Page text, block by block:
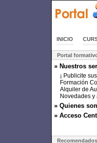
INICIO
Portal
» Nuestros
¡ Publicite
Formación
Alquiler de
Novedades y
» Quienes
» Acceso
Recomendados